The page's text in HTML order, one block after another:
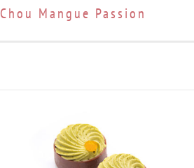
Chou Mangue Passion